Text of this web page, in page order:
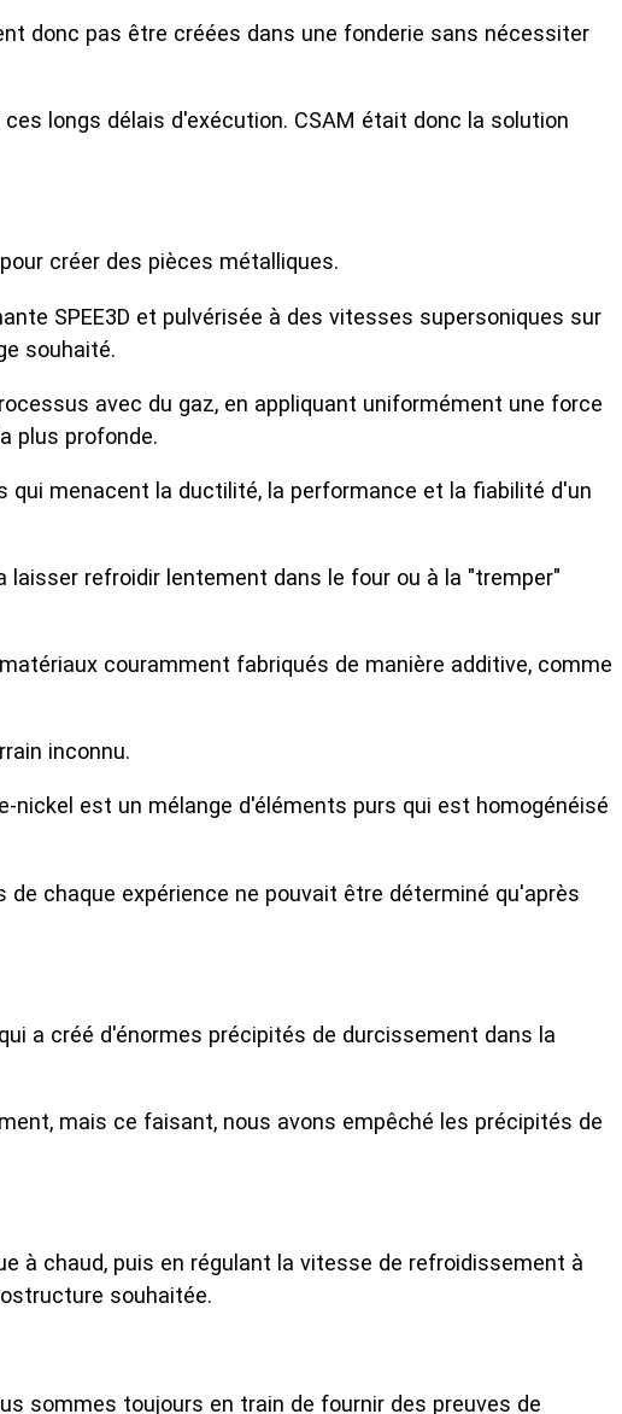
donc pas être créées dans une fonderie sans nécessiter
longs délais d'exécution. CSAM était donc la solution
créer des pièces métalliques.
SPEE3D et pulvérisée à des vitesses supersoniques sur
souhaité.
avec du gaz, en appliquant uniformément une force
plus profonde.
menacent la ductilité, la performance et la fiabilité d'un
refroidir lentement dans le four ou à la "tremper"
couramment fabriqués de manière additive, comme
inconnu.
est un mélange d'éléments purs qui est homogénéisé
chaque expérience ne pouvait être déterminé qu'après
a créé d'énormes précipités de durcissement dans la
mais ce faisant, nous avons empêché les précipités de
à chaud, puis en régulant la vitesse de refroidissement à
souhaitée.
sommes toujours en train de fournir des preuves de